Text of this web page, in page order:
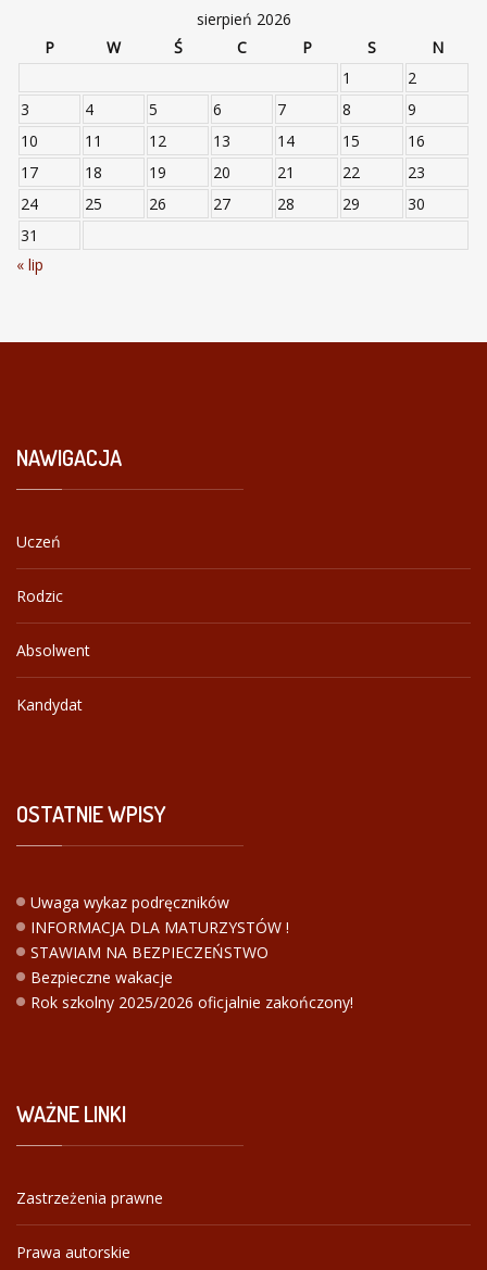
sierpień 2026
P
W Ś C P S
N
1
2
3
4 5 6 7 8
9
10
11 12 13 14 15
16
17
18 19 20 21 22
23
24
25 26 27 28 29
30
31
« lip
NAWIGACJA
Uczeń
Rodzic
Absolwent
Kandydat
OSTATNIEWPISY
Uwaga wykaz podręczników
INFORMACJA DLA MATURZYSTÓW !
STAWIAM NA BEZPIECZEŃSTWO
Bezpieczne wakacje
Rok szkolny 2025/2026 oficjalnie zakończony!
WAŻNELINKI
Zastrzeżenia prawne
Prawa autorskie